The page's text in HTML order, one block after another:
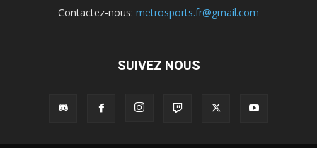
Contactez-nous: metrosports.fr@gmail.com
SUIVEZ NOUS